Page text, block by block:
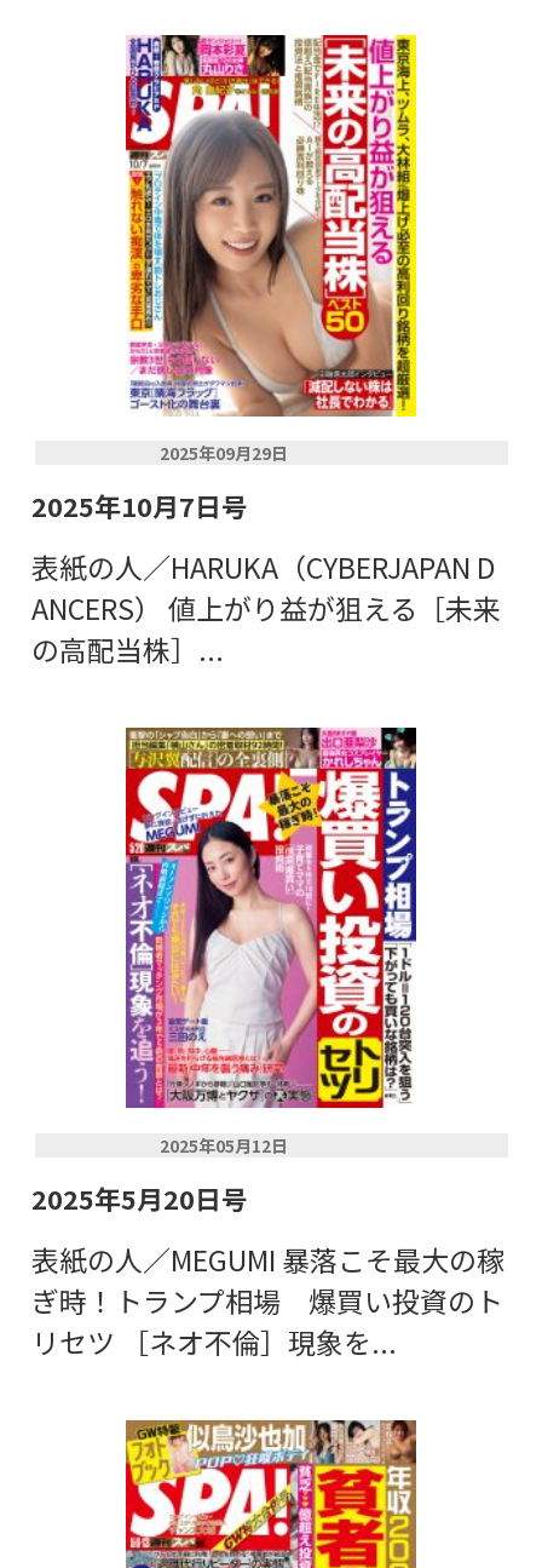
2025年09月29日
2025年10月7日号
表紙の人／HARUKA（CYBERJAPAN D
ANCERS） 値上がり益が狙える［未来
の高配当株］...
2025年05月12日
2025年5月20日号
表紙の人／MEGUMI 暴落こそ最大の稼
ぎ時！トランプ相場 爆買い投資のト
リセツ ［ネオ不倫］現象を...